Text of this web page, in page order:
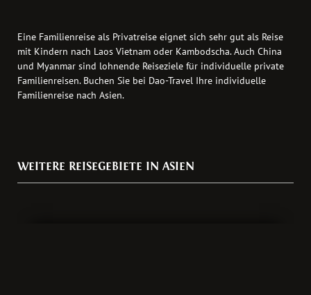
Eine Familienreise als Privatreise eignet sich sehr gut als Reise
mit Kindern nach Laos Vietnam oder Kambodscha. Auch China
und Myanmar sind lohnende Reiseziele für individuelle private
Familienreisen. Buchen Sie bei Dao-Travel Ihre individuelle
Familienreise nach Asien.
WEITERE REISEGEBIETE IN ASIEN